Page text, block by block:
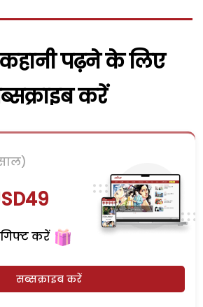
पढ़ने के लिए
करें
करें
सब्सक्राइब करें